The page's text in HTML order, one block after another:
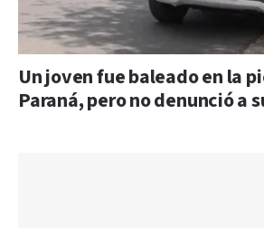
Un joven fue baleado en la
Paraná, pero no denunció a